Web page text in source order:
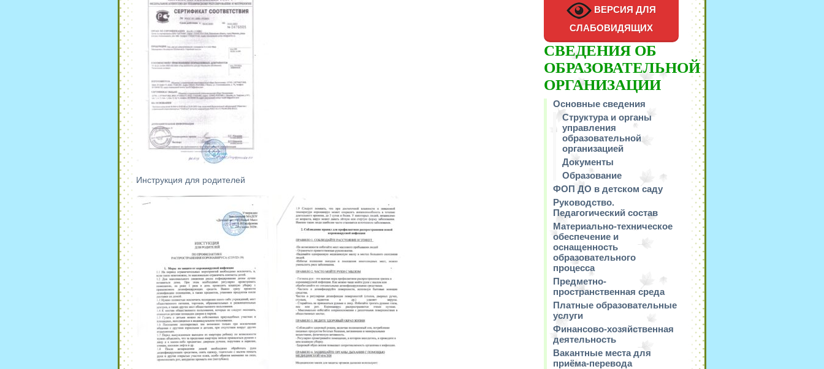
Инструкция для родителей
ВЕРСИЯ ДЛЯ
СЛАБОВИДЯЩИХ
СВЕДЕНИЯ ОБ
ОБРАЗОВАТЕЛЬНОЙ
ОРГАНИЗАЦИИ
Основные сведения
Структура и органы
управления
образовательной
организацией
Документы
Образование
ФОП ДО в детском саду
Руководство.
Педагогический состав
Материально-техническое
обеспечение и
оснащенность
образовательного
процесса
Предметно-
пространственная среда
Платные образовательные
услуги
Финансово-хозяйственная
деятельность
Вакантные места для
приёма-перевода